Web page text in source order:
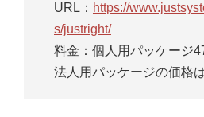
URL： https://
s/justright/
料金：個人用パッケージ
法人用パッケージの価格